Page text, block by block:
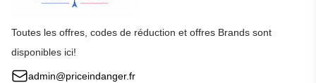
Toutes les offres, codes de réduction et offres Brands sont
disponibles ici!
admin@priceindanger.fr